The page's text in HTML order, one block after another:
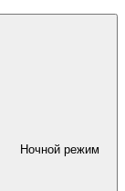
Ночной режим